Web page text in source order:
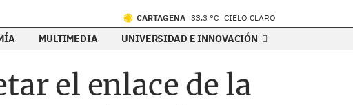
CARTAGENA 33.3 °C CIELO CLARO
MULTIMEDIA UNIVERSIDAD E INNOVACIÓN
el enlace de la